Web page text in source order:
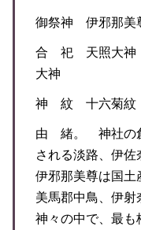
御祭神 伊邪那
合 祀 天照大神
大神
神 紋 十六菊紋
由 緒。 神社の
される淡路、伊佐
伊邪那美尊は国土
美馬郡中鳥、伊
神々の中で、最も